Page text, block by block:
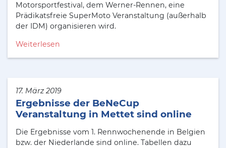
Motorsportfestival, dem Werner-Rennen, eine
Prädikatsfreie SuperMoto Veranstaltung (außerhalb
der IDM) organisieren wird.
Weiterlesen
17. März 2019
Ergebnisse der BeNeCup
Veranstaltung in Mettet sind online
Die Ergebnisse vom 1. Rennwochenende in Belgien
bzw. der Niederlande sind online. Tabellen dazu